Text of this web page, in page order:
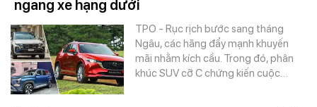
ngang xe hạng dưới
TPO - Rục rịch bước sang tháng
Ngâu, các hãng đẩy mạnh khuyến
mãi nhằm kích cầu. Trong đó, phân
khúc SUV cỡ C chứng kiến cuộc…